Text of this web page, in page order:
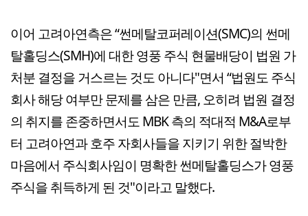
이어 고려아연측은 “썬메탈코퍼레이션(SMC)의 썬메
탈홀딩스(SMH)에 대한 영풍 주식 현물배당이 법원 가
처분 결정을 거스르는 것도 아니다"면서 “법원도 주식
회사 해당 여부만 문제를 삼은 만큼, 오히려 법원 결정
의 취지를 존중하면서도 MBK 측의 적대적 M&A로부
터 고려아연과 호주 자회사들을 지키기 위한 절박한
마음에서 주식회사임이 명확한 썬메탈홀딩스가 영풍
주식을 취득하게 된 것"이라고 말했다.